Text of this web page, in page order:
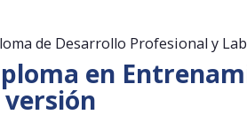
de Desarrollo Profesional y
en
versión